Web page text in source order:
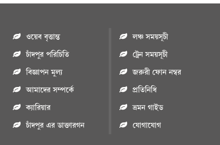
ওয়েব বৃত্তান্ত
চাঁদপুর পরিচিতি
বিজ্ঞাপন মুল্য
আমাদের সম্পর্কে
ক্যারিয়ার
চাঁদপুর এর ডাক্তারগন
লঞ্চ সময়সূচী
ট্রেন সময়সূচী
জরুরী ফোন নম্বর
প্রতিনিধি
ভ্রমন গাইড
যোগাযোগ